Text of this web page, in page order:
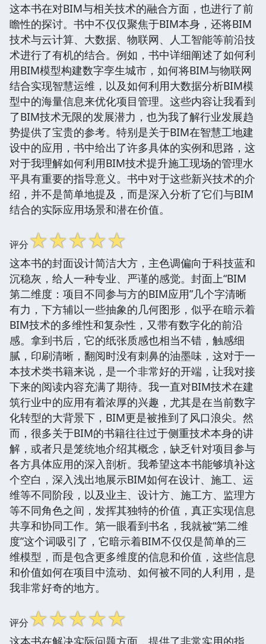
这本书在对BIM与相关技术的融合方面，也进行了前
瞻性的探讨。书中不仅仅聚焦于BIM本身，还将BIM
技术与云计算、大数据、物联网、人工智能等前沿技
术进行了有机的结合。例如，书中详细阐述了如何利
用BIM模型构建数字孪生城市，如何将BIM与物联网
结合实现智慧运维，以及如何利用大数据分析BIM模
型中的海量信息来优化项目管理。这些内容让我看到
了BIM技术无限的发展潜力，也为我了解行业发展趋
势提供了宝贵的参考。特别是关于BIM在智慧工地建
设中的应用，书中给出了许多具体的实例和思路，这
对于我理解如何利用BIM技术提升施工现场的管理水
平具有重要的指导意义。书中对于这些新兴技术的介
绍，并不是简单地提及，而是深入分析了它们与BIM
结合的实际应用场景和潜在价值。
评分☆☆☆☆☆
这本书的封面设计简洁大方，主色调偏向于科技蓝和
沉稳灰，给人一种专业、严谨的感觉。封面上“BIM
第二维度：项目不同参与方的BIM应用”几个字清晰
有力，下方辅以一些抽象的几何图形，似乎在暗示着
BIM技术的多维性和复杂性，又带有数字化的前沿
感。拿到书后，它的纸张质感也相当不错，触感细
腻，印刷清晰，翻阅时没有刺鼻的油墨味，这对于一
本技术类书籍来说，是一个非常好的开端，让我对接
下来的阅读内容充满了期待。我一直对BIM技术在建
筑行业中的应用有着浓厚的兴趣，尤其是在当前数字
化转型的大背景下，BIM更是被推到了风口浪尖。然
而，很多关于BIM的书籍往往过于侧重技术本身的讲
解，或者只是笼统地介绍其概念，缺乏针对项目参与
各方具体应用的深入剖析。我希望这本书能够填补这
个空白，深入浅出地展示BIM如何在设计、施工、运
维等不同阶段，以及业主、设计方、施工方、监理方
等不同角色之间，发挥其独特的价值，真正实现信息
共享和协同工作。第一眼看到书名，我就被“第二维
度”这个词吸引了，它暗示着BIM不仅仅是简单的三
维模型，而是包含更多维度的信息和价值，这些信息
和价值如何在项目中流动、如何被不同的人利用，是
我非常好奇的地方。
评分☆☆☆☆☆
这本书在解决实际问题方面，提供了非常实用的指